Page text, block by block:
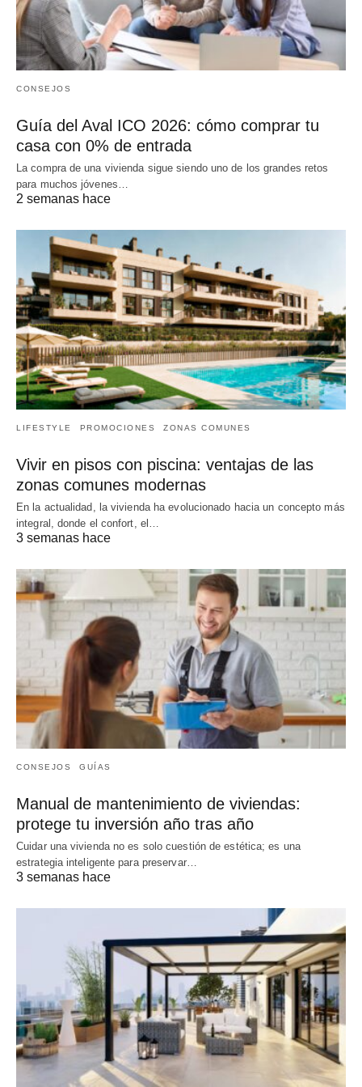
CONSEJOS
Guía del Aval ICO 2026: cómo comprar tu
casa con 0% de entrada
La compra de una vivienda sigue siendo uno de los grandes retos
para muchos jóvenes…
2 semanas hace
LIFESTYLE PROMOCIONES ZONAS COMUNES
Vivir en pisos con piscina: ventajas de las
zonas comunes modernas
En la actualidad, la vivienda ha evolucionado hacia un concepto más
integral, donde el confort, el…
3 semanas hace
CONSEJOS GUÍAS
Manual de mantenimiento de viviendas:
protege tu inversión año tras año
Cuidar una vivienda no es solo cuestión de estética; es una
estrategia inteligente para preservar…
3 semanas hace